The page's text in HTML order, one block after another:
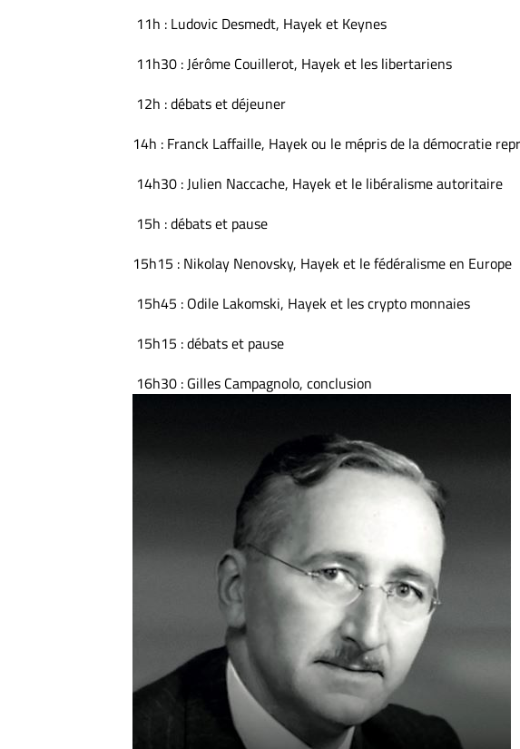
11h : Ludovic Desmedt, Hayek et Keynes
11h30 : Jérôme Couillerot, Hayek et les libertariens
12h : débats et déjeuner
14h : Franck Laffaille, Hayek ou le mépris de la démocratie
14h30 : Julien Naccache, Hayek et le libéralisme autoritaire
15h : débats et pause
15h15 : Nikolay Nenovsky, Hayek et le fédéralisme en Europe
15h45 : Odile Lakomski, Hayek et les crypto monnaies
15h15 : débats et pause
16h30 : Gilles Campagnolo, conclusion